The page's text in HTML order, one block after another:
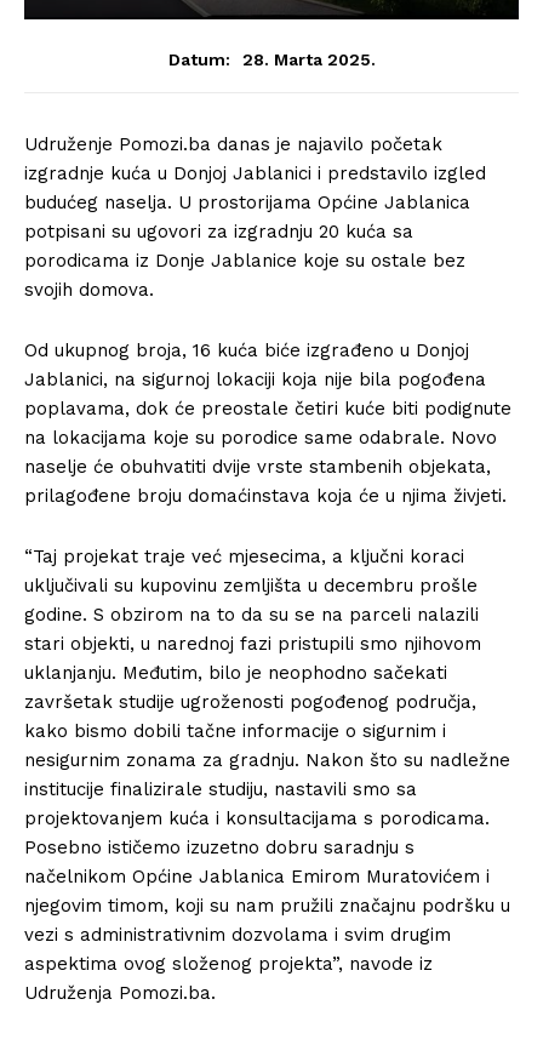
Datum: 28. Marta 2025.
Udruženje Pomozi.ba danas je najavilo početak
izgradnje kuća u Donjoj Jablanici i predstavilo izgled
budućeg naselja. U prostorijama Općine Jablanica
potpisani su ugovori za izgradnju 20 kuća sa
porodicama iz Donje Jablanice koje su ostale bez
svojih domova.
Od ukupnog broja, 16 kuća biće izgrađeno u Donjoj
Jablanici, na sigurnoj lokaciji koja nije bila pogođena
poplavama, dok će preostale četiri kuće biti podignute
na lokacijama koje su porodice same odabrale. Novo
naselje će obuhvatiti dvije vrste stambenih objekata,
prilagođene broju domaćinstava koja će u njima živjeti.
“Taj projekat traje već mjesecima, a ključni koraci
uključivali su kupovinu zemljišta u decembru prošle
godine. S obzirom na to da su se na parceli nalazili
stari objekti, u narednoj fazi pristupili smo njihovom
uklanjanju. Međutim, bilo je neophodno sačekati
završetak studije ugroženosti pogođenog područja,
kako bismo dobili tačne informacije o sigurnim i
nesigurnim zonama za gradnju. Nakon što su nadležne
institucije finalizirale studiju, nastavili smo sa
projektovanjem kuća i konsultacijama s porodicama.
Posebno ističemo izuzetno dobru saradnju s
načelnikom Općine Jablanica Emirom Muratovićem i
njegovim timom, koji su nam pružili značajnu podršku u
vezi s administrativnim dozvolama i svim drugim
aspektima ovog složenog projekta”, navode iz
Udruženja Pomozi.ba.